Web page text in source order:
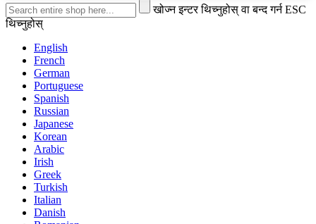
खोज्न इन्टर थिच्नुहोस् वा बन्द गर्न ESC
थिच्नुहोस्
English
French
German
Portuguese
Spanish
Russian
Japanese
Korean
Arabic
Irish
Greek
Turkish
Italian
Danish